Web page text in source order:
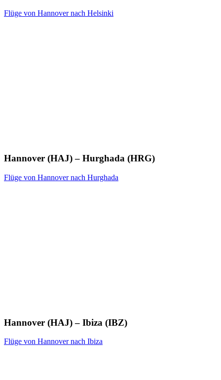
Flüge von Hannover nach Helsinki
Hannover (HAJ) – Hurghada (HRG)
Flüge von Hannover nach Hurghada
Hannover (HAJ) – Ibiza (IBZ)
Flüge von Hannover nach Ibiza